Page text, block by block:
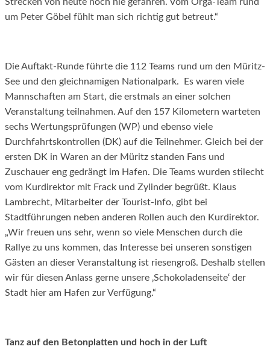
um Peter Göbel fühlt man sich richtig gut betreut.“
Die Auftakt-Runde führte die 112 Teams rund um den Müritz-
See und den gleichnamigen Nationalpark. Es waren viele
Mannschaften am Start, die erstmals an einer solchen
Veranstaltung teilnahmen. Auf den 157 Kilometern warteten
sechs Wertungsprüfungen (WP) und ebenso viele
Durchfahrtskontrollen (DK) auf die Teilnehmer. Gleich bei der
ersten DK in Waren an der Müritz standen Fans und
Zuschauer eng gedrängt im Hafen. Die Teams wurden stilecht
vom Kurdirektor mit Frack und Zylinder begrüßt. Klaus
Lambrecht, Mitarbeiter der Tourist-Info, gibt bei
Stadtführungen neben anderen Rollen auch den Kurdirektor.
„Wir freuen uns sehr, wenn so viele Menschen durch die
Rallye zu uns kommen, das Interesse bei unseren sonstigen
Gästen an dieser Veranstaltung ist riesengroß. Deshalb stellen
wir für diesen Anlass gerne unsere ‚Schokoladenseite‘ der
Stadt hier am Hafen zur Verfügung.“
Tanz auf den Betonplatten und hoch in der Luft